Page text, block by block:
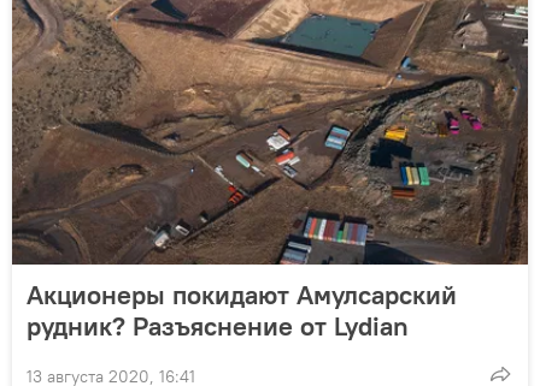
Акционеры покидают Амулсарский
рудник? Разъяснение от Lydian
13 августа 2020, 16:41